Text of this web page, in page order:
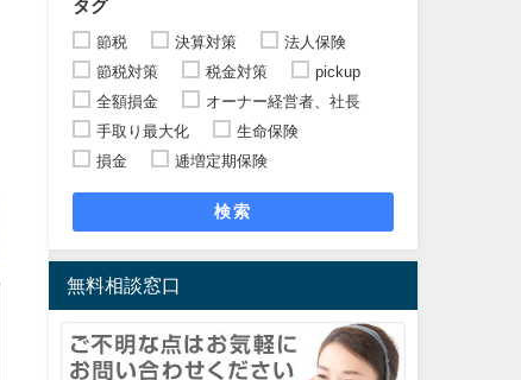
タグ
節税 決算対策
法人保険
節税対策
税金対策
pickup
全額損金
オーナー経営者、社長
手取り最大化
生命保険
損金
逓増定期保険
検索
無料相談窓口